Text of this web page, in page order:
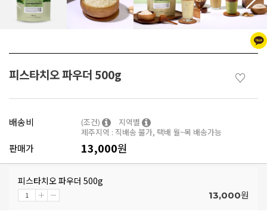
피스타치오 파우더 500g ♡
배송비 (조건)
지역별
제주지역 : 직배송 불가, 택배 월~목 배송가능
판매가 13,000원
피스타치오 파우더 500g
13,000원